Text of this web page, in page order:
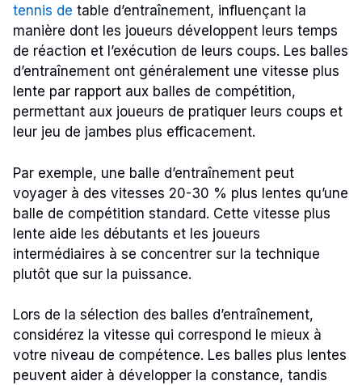
tennis de table d’entraînement, influençant la
manière dont les joueurs développent leurs temps
de réaction et l’exécution de leurs coups. Les balles
d’entraînement ont généralement une vitesse plus
lente par rapport aux balles de compétition,
permettant aux joueurs de pratiquer leurs coups et
leur jeu de jambes plus efficacement.
Par exemple, une balle d’entraînement peut
voyager à des vitesses 20-30 % plus lentes qu’une
balle de compétition standard. Cette vitesse plus
lente aide les débutants et les joueurs
intermédiaires à se concentrer sur la technique
plutôt que sur la puissance.
Lors de la sélection des balles d’entraînement,
considérez la vitesse qui correspond le mieux à
votre niveau de compétence. Les balles plus lentes
peuvent aider à développer la constance, tandis